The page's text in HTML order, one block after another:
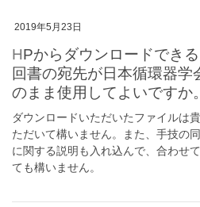
2019年5月23日
HPからダウンロードできる同意書および同意撤
回書の宛先が日本循環器学
のまま使用してよいですか。
ダウンロードいただいたファイルは
ただいて構いません。また、手技の
に関する説明も入れ込んで、合わせ
ても構いません。